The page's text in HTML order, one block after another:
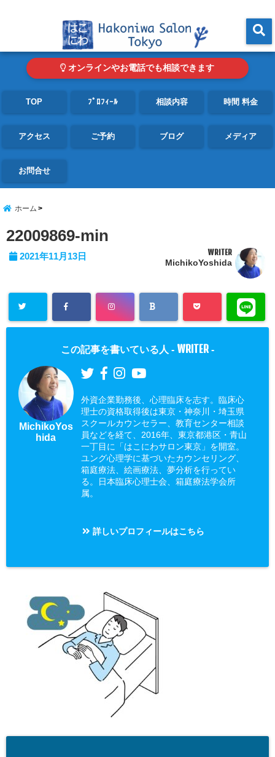
オンラインやお電話でも相談できます
TOP ﾌﾟﾛﾌｨｰﾙ 相談内容 時間 料金
アクセス ご予約 ブログ メディア
お問合せ
ホーム
22009869-min
2021年11月13日 WRITER
MichikoYoshida
この記事を書いている人 - WRITER -
MichikoYos
hida
外資企業勤務後、心理臨床を志す。臨床心
理士の資格取得後は東京・神奈川・埼玉県
スクールカウンセラー、教育センター相談
員などを経て、2016年、東京都港区・青山
一丁目に「はこにわサロン東京」を開室。
ユング心理学に基づいたカウンセリング、
箱庭療法、絵画療法、夢分析を行ってい
る。日本臨床心理士会、箱庭療法学会所
属。
詳しいプロフィールはこちら